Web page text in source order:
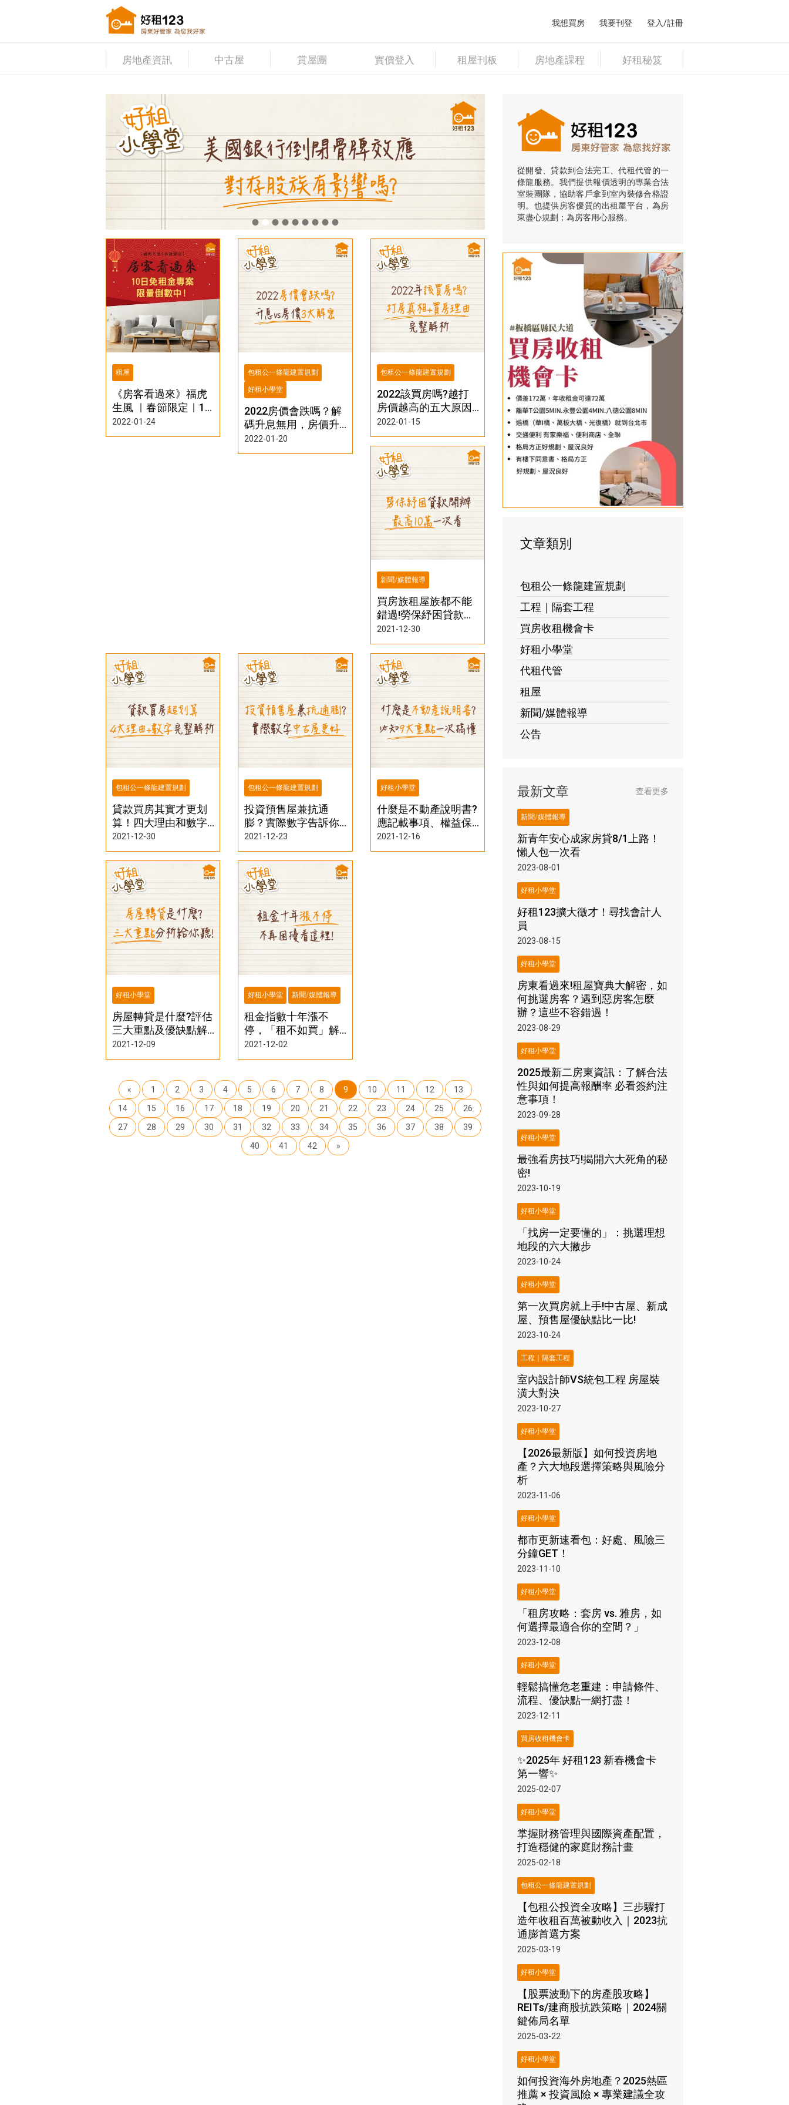
我想買房 我要刊登 登入/註冊
房地產資訊 中古屋 賞屋團 實價登入 租屋刊板 房地產課程 好租秘笈
租屋
《房客看過來》福虎
生風 ｜春節限定｜10
日免租金專案限量倒
數中！
2022-01-24
包租公一條龍建置規劃
好租小學堂
2022房價會跌嗎？解
碼升息無用，房價升
高你該買房置產的三
大理由
2022-01-20
包租公一條龍建置規劃
2022該買房嗎?越打
房價越高的五大原因
&買房優於租房的理
由
2022-01-15
新聞/媒體報導
買房族租屋族都不能
錯過!勞保紓困貸款開
辦，最高10萬一次看
2021-12-30
包租公一條龍建置規劃
貸款買房其實才更划
算！四大理由和數字
解析告訴你年輕人該
盡早買房
2021-12-30
包租公一條龍建置規劃
投資預售屋兼抗通
膨？實際數字告訴你
中古屋更好
2021-12-23
好租小學堂
什麼是不動產說明書?
應記載事項、權益保
障必須知道的9大重點
2021-12-16
好租小學堂
房屋轉貸是什麼?評估
三大重點及優缺點解
析
2021-12-09
好租小學堂 新聞/媒體報導
租金指數十年漲不
停，「租不如買」解
套看這裡！
2021-12-02
« 1 2 3 4 5 6 7 8 9 10 11 12
13
14
15 16 17 18 19 20 21 22 23 24 25
26
27
28 29 30 31 32 33 34 35 36 37 38
39
40
41 42 »
從開發、貸款到合法完工、代租代管的一
條龍服務。我們提供報價透明的專業合法
室裝團隊，協助客戶拿到室內裝修合格證
明。也提供房客優質的出租屋平台，為房
東盡心規劃；為房客用心服務。
文章類別
包租公一條龍建置規劃
工程｜隔套工程
買房收租機會卡
好租小學堂
代租代管
租屋
新聞/媒體報導
公告
最新文章 查看更多
新聞/媒體報導
新青年安心成家房貸8/1上路！
懶人包一次看
2023-08-01
好租小學堂
好租123擴大徵才！尋找會計人
員
2023-08-15
好租小學堂
房東看過來!租屋寶典大解密，如
何挑選房客？遇到惡房客怎麼
辦？這些不容錯過！
2023-08-29
好租小學堂
2025最新二房東資訊：了解合法
性與如何提高報酬率 必看簽約注
意事項！
2023-09-28
好租小學堂
最強看房技巧!揭開六大死角的秘
密!
2023-10-19
好租小學堂
「找房一定要懂的」：挑選理想
地段的六大撇步
2023-10-24
好租小學堂
第一次買房就上手!中古屋、新成
屋、預售屋優缺點比一比!
2023-10-24
工程｜隔套工程
室內設計師VS統包工程 房屋裝
潢大對決
2023-10-27
好租小學堂
【2026最新版】如何投資房地
產？六大地段選擇策略與風險分
析
2023-11-06
好租小學堂
都市更新速看包：好處、風險三
分鐘GET！
2023-11-10
好租小學堂
「租房攻略：套房 vs. 雅房，如
何選擇最適合你的空間？」
2023-12-08
好租小學堂
輕鬆搞懂危老重建：申請條件、
流程、優缺點一網打盡！
2023-12-11
買房收租機會卡
✨2025年 好租123 新春機會卡
第一響✨
2025-02-07
好租小學堂
掌握財務管理與國際資產配置，
打造穩健的家庭財務計畫
2025-02-18
包租公一條龍建置規劃
【包租公投資全攻略】三步驟打
造年收租百萬被動收入｜2023抗
通膨首選方案
2025-03-19
好租小學堂
【股票波動下的房產股攻略】
REITs/建商股抗跌策略｜2024關
鍵佈局名單
2025-03-22
好租小學堂
如何投資海外房地產？2025熱區
推薦 × 投資風險 × 專業建議全攻